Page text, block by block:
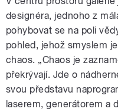
designéra, jednoho z
pohybovat se na poli
pohled, jehož smyslem
chaos. „Chaos je
překrývají. Jde o
svou představu
laserem, generátorem a